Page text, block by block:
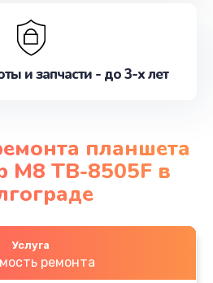
и запчасти - до 3-х лет
планшета
M8 TB-8505F в
Услуга
ремонта